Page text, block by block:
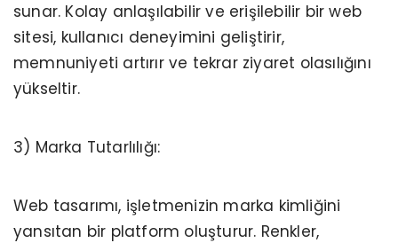
sunar. Kolay anlaşılabilir ve erişilebilir bir web
sitesi, kullanıcı deneyimini geliştirir,
memnuniyeti artırır ve tekrar ziyaret olasılığını
yükseltir.
3) Marka Tutarlılığı:
Web tasarımı, işletmenizin marka kimliğini
yansıtan bir platform oluşturur. Renkler,